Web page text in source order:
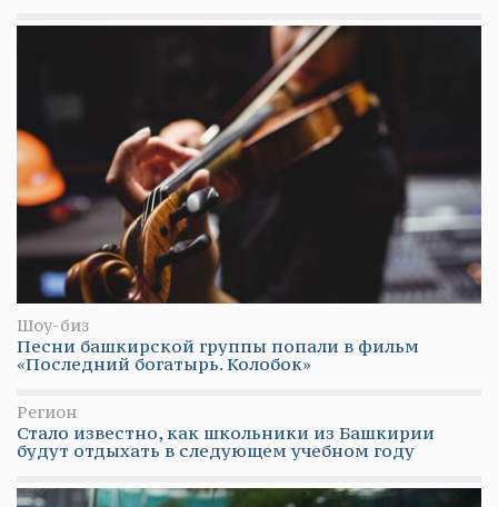
Шоу-биз
Песни башкирской группы попали в фильм
«Последний богатырь. Колобок»
Регион
Стало известно, как школьники из Башкирии
будут отдыхать в следующем учебном году